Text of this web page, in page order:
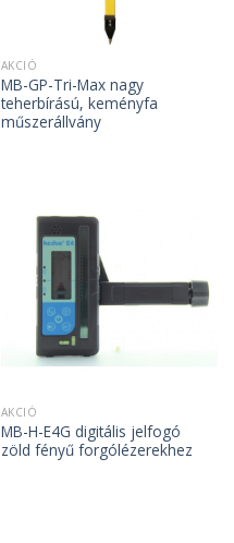
AKCIÓ
MB-GP-Tri-Max nagy
teherbírású, keményfa
műszerállvány
AKCIÓ
MB-H-E4G digitális jelfogó
zöld fényű forgólézerekhez